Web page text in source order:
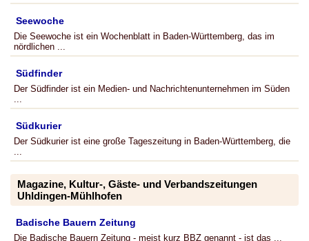
Seewoche
Die Seewoche ist ein Wochenblatt in Baden-Württemberg, das im
nördlichen ...
Südfinder
Der Südfinder ist ein Medien- und Nachrichtenunternehmen im Süden
...
Südkurier
Der Südkurier ist eine große Tageszeitung in Baden-Württemberg, die
...
Magazine, Kultur-, Gäste- und Verbandszeitungen
Uhldingen-Mühlhofen
Badische Bauern Zeitung
Die Badische Bauern Zeitung - meist kurz BBZ genannt - ist das ...